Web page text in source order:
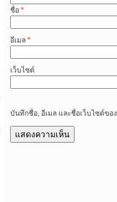
ชื่อ *
อีเมล *
เว็บไซต์
บันทึกชื่อ, อีเมล และชื่อเว็บไซต์ขอ